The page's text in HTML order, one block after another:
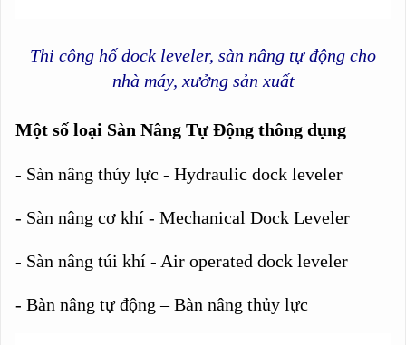
Thi công hố dock leveler, sàn nâng tự động cho
nhà máy, xưởng sản xuất
Một số loại Sàn Nâng Tự Động thông dụng
- Sàn nâng thủy lực - Hydraulic dock leveler
- Sàn nâng cơ khí - Mechanical Dock Leveler
- Sàn nâng túi khí - Air operated dock leveler
- Bàn nâng tự động – Bàn nâng thủy lực